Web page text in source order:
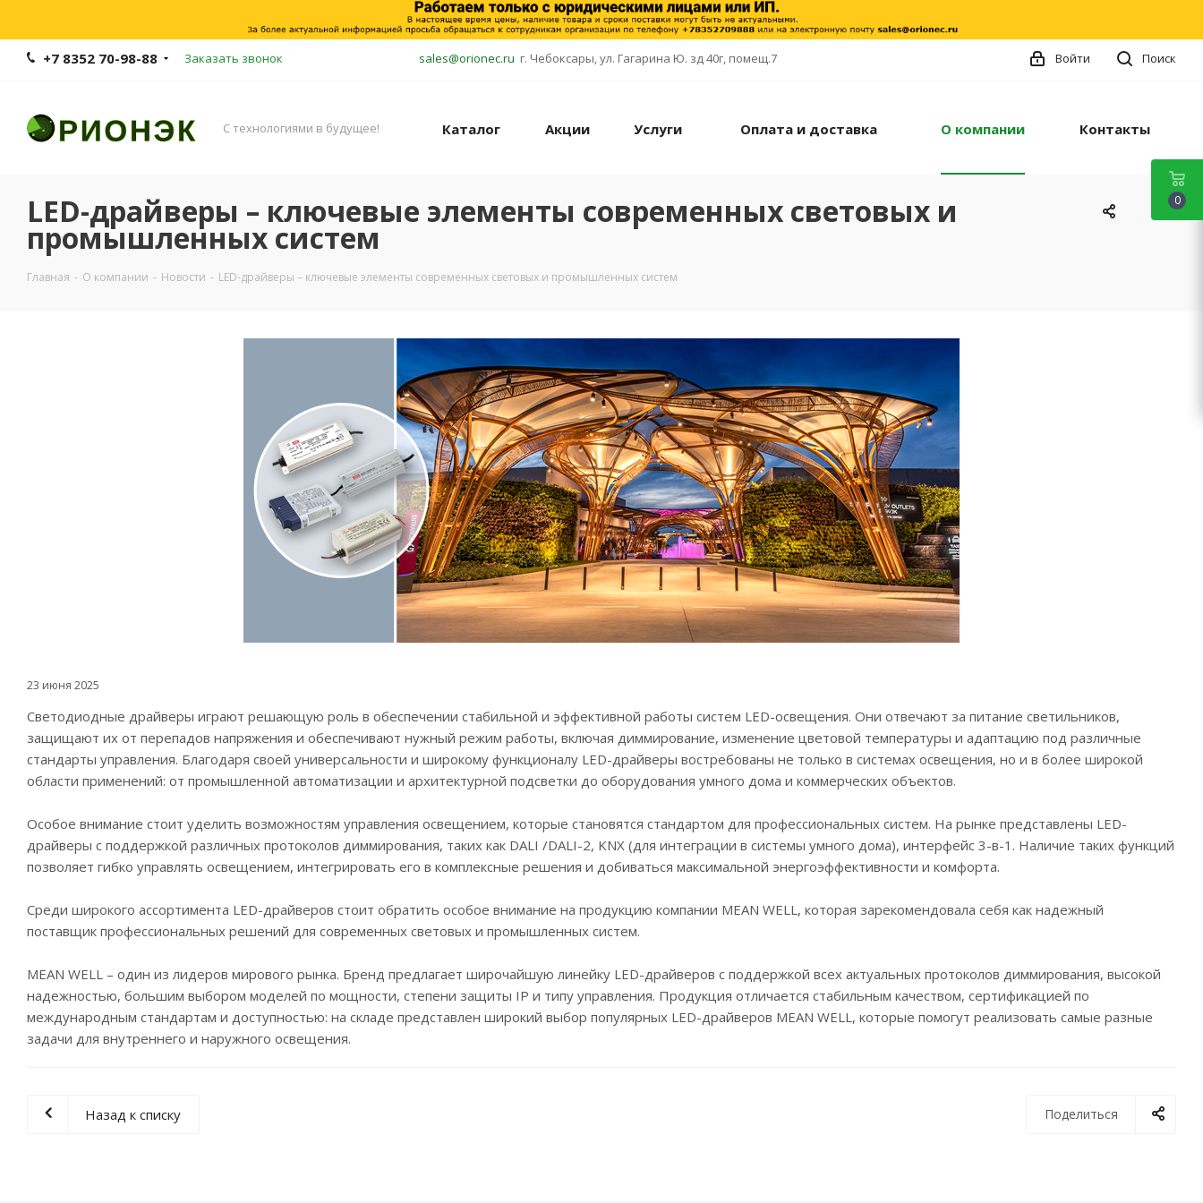
+7 8352 70-98-88 Заказать звонок sales@orionec.ru г. Чебоксары, ул. Гагарина Ю. зд 40г, помещ.7 Поиск
Войти
С технологиями в будущее! Каталог Акции Услуги Оплата и доставка О компании Контакты
LED-драйверы – ключевые элементы современных световых и
промышленных систем
Главная - О компании - Новости - LED-драйверы – ключевые элементы современных световых и промышленных систем
23 июня 2025
Светодиодные драйверы играют решающую роль в обеспечении стабильной и эффективной работы систем LED-освещения. Они отвечают за питание светильников,
защищают их от перепадов напряжения и обеспечивают нужный режим работы, включая диммирование, изменение цветовой температуры и адаптацию под различные
стандарты управления. Благодаря своей универсальности и широкому функционалу LED-драйверы востребованы не только в системах освещения, но и в более широкой
области применений: от промышленной автоматизации и архитектурной подсветки до оборудования умного дома и коммерческих объектов.
Особое внимание стоит уделить возможностям управления освещением, которые становятся стандартом для профессиональных систем. На рынке представлены LED-
драйверы с поддержкой различных протоколов диммирования, таких как DALI /DALI-2, KNX (для интеграции в системы умного дома), интерфейс 3-в-1. Наличие таких функций
позволяет гибко управлять освещением, интегрировать его в комплексные решения и добиваться максимальной энергоэффективности и комфорта.
Среди широкого ассортимента LED-драйверов стоит обратить особое внимание на продукцию компании MEAN WELL, которая зарекомендовала себя как надежный
поставщик профессиональных решений для современных световых и промышленных систем.
MEAN WELL – один из лидеров мирового рынка. Бренд предлагает широчайшую линейку LED-драйверов с поддержкой всех актуальных протоколов диммирования, высокой
надежностью, большим выбором моделей по мощности, степени защиты IP и типу управления. Продукция отличается стабильным качеством, сертификацией по
международным стандартам и доступностью: на складе представлен широкий выбор популярных LED-драйверов MEAN WELL, которые помогут реализовать самые разные
задачи для внутреннего и наружного освещения.
Поделиться
Назад к списку
0